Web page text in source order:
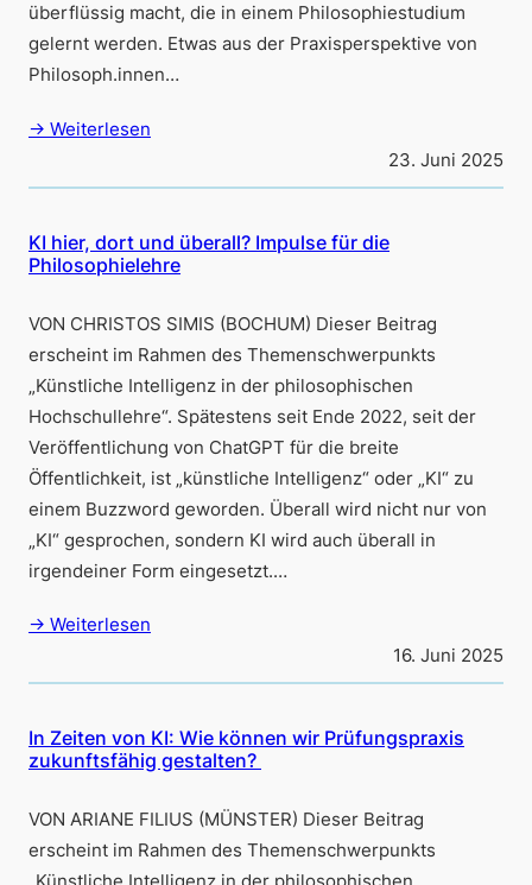
überflüssig macht, die in einem Philosophiestudium
gelernt werden. Etwas aus der Praxisperspektive von
Philosoph.innen…
→ Weiterlesen
23. Juni 2025
KI hier, dort und überall? Impulse für die
Philosophielehre
VON CHRISTOS SIMIS (BOCHUM) Dieser Beitrag
erscheint im Rahmen des Themenschwerpunkts
„Künstliche Intelligenz in der philosophischen
Hochschullehre“. Spätestens seit Ende 2022, seit der
Veröffentlichung von ChatGPT für die breite
Öffentlichkeit, ist „künstliche Intelligenz“ oder „KI“ zu
einem Buzzword geworden. Überall wird nicht nur von
„KI“ gesprochen, sondern KI wird auch überall in
irgendeiner Form eingesetzt.…
→ Weiterlesen
16. Juni 2025
In Zeiten von KI: Wie können wir Prüfungspraxis
zukunftsfähig gestalten?
VON ARIANE FILIUS (MÜNSTER) Dieser Beitrag
erscheint im Rahmen des Themenschwerpunkts